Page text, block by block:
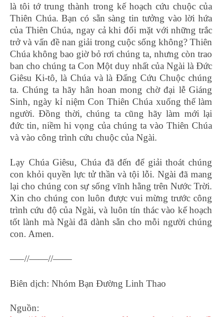
là tôi tớ trung thành trong kế hoạch cứu chuộc của
Thiên Chúa. Bạn có sẵn sàng tin tưởng vào lời hứa
của Thiên Chúa, ngay cả khi đối mặt với những trắc
trở và vấn đề nan giải trong cuộc sống không? Thiên
Chúa không bao giờ bỏ rơi chúng ta, nhưng còn trao
ban cho chúng ta Con Một duy nhất của Ngài là Đức
Giêsu Ki-tô, là Chúa và là Đấng Cứu Chuộc chúng
ta. Chúng ta hãy hân hoan mong chờ đại lễ Giáng
Sinh, ngày kỉ niệm Con Thiên Chúa xuống thế làm
người. Đồng thời, chúng ta cũng hãy làm mới lại
đức tin, niềm hi vọng của chúng ta vào Thiên Chúa
và vào công trình cứu chuộc của Ngài.
Lạy Chúa Giêsu, Chúa đã đến để giải thoát chúng
con khỏi quyền lực tử thần và tội lỗi. Ngài đã mang
lại cho chúng con sự sống vĩnh hằng trên Nước Trời.
Xin cho chúng con luôn được vui mừng trước công
trình cứu độ của Ngài, và luôn tín thác vào kế hoạch
tốt lành mà Ngài đã dành sẵn cho mỗi người chúng
con. Amen.
—–//——//——
Biên dịch: Nhóm Bạn Đường Linh Thao
Nguồn: